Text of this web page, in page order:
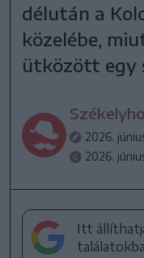
délután a
közelébe,
ütközött egy
2026.
2026.
Itt